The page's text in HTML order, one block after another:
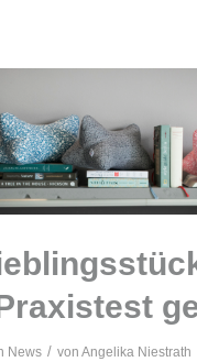
News / von Angelika Niestrath